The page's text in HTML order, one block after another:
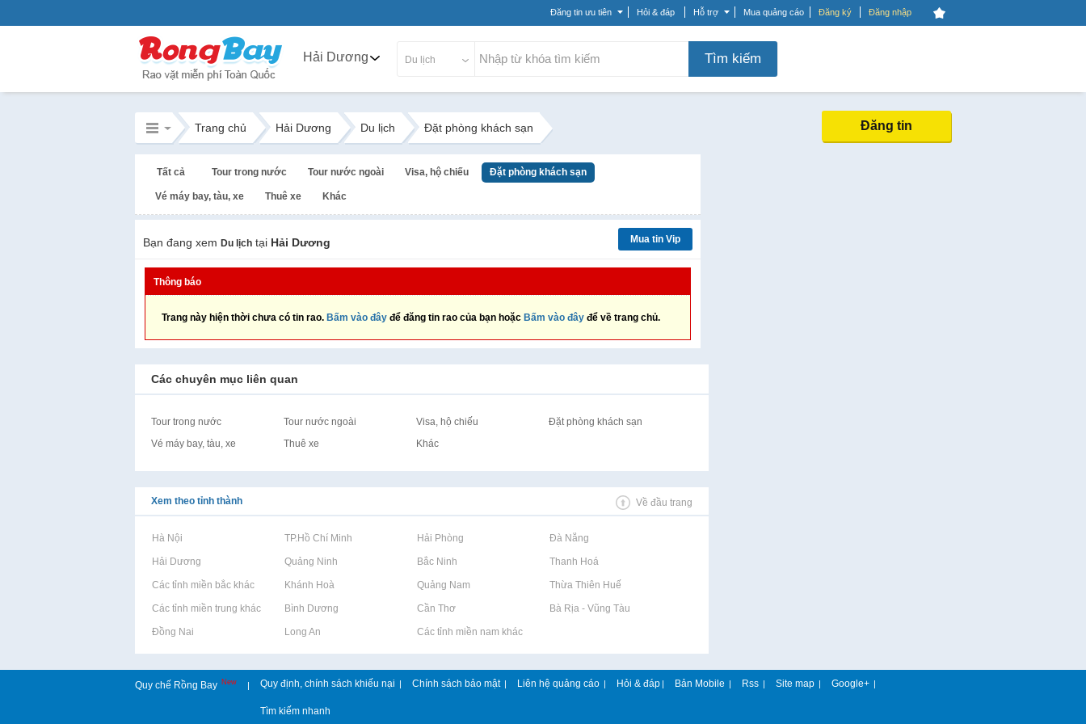
Đăng tin ưu tiên Hỏi & đáp Hỗ trợ Mua quảng cáo Đăng ký Đăng nhập
Hải Dương Du lịch Tìm kiếm
Trang chủ Hải Dương Du lịch Đặt phòng khách sạn Đăng tin
Tất cả Tour trong nước Tour nước ngoài Visa, hộ chiếu Đặt phòng khách sạn
Vé máy bay, tàu, xe Thuê xe Khác
Bạn đang xem Du lịch tại Hải Dương Mua tin Vip
Thông báo
Trang này hiện thời chưa có tin rao. Bấm vào đây để đăng tin rao của bạn hoặc Bấm vào đây để về trang chủ.
Các chuyên mục liên quan
Tour trong nước Tour nước ngoài Visa, hộ chiếu
Đặt phòng khách sạn
Vé máy bay, tàu, xe
Thuê xe Khác
Xem theo tỉnh thành Về đầu trang
Rao vặt tại Hà Nội Rao vặt tại TP.Hồ Chí Minh Rao vặt tại Hải Phòng Rao vặt tại Đà Nẵng
Rao vặt tại Hải Dương Rao vặt tại Quảng Ninh Rao vặt tại Bắc Ninh Rao vặt tại Thanh Hoá
Rao vặt tại Các tỉnh miền bắc khácRao vặt tại Khánh Hoà Rao vặt tại Quảng Nam Rao vặt tại Thừa Thiên Huế
Rao vặt tại Các tỉnh miền trung khácRao vặt tại Bình Dương Rao vặt tại Cần Thơ Rao vặt tại Bà Rịa - Vũng Tàu
Rao vặt tại Đồng Nai Rao vặt tại Long An Rao vặt tại Các tỉnh miền nam khác
Quy chế Rồng Bay New | Quy định, chính sách khiếu nại | Chính sách bảo mật | Liên hệ quảng cáo | Hỏi & đáp | Bản Mobile | Rss | Site map | Google+ |
Tìm kiếm nhanh